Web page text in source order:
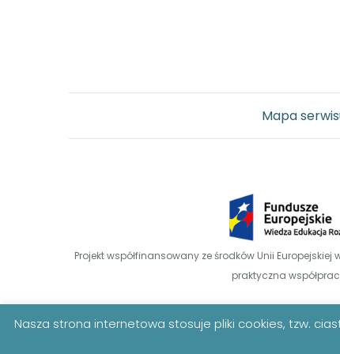
Mapa
Projekt współfinansowany ze środków Unii
praktyczna
Nasza strona internetowa stosuje pliki cookies, tzw.